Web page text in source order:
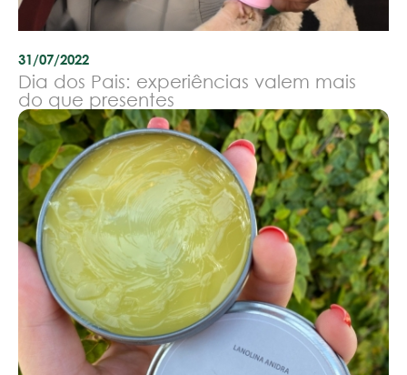
31/07/2022
Dia dos Pais: experiências valem mais
do que presentes